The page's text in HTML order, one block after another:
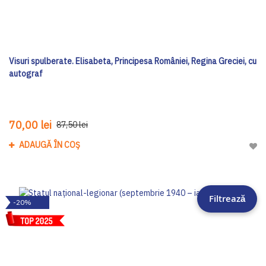
Visuri spulberate. Elisabeta, Principesa României, Regina Greciei, cu
autograf
70,00 lei 87,50 lei
ADAUGĂ ÎN COȘ
-20% Filtrează